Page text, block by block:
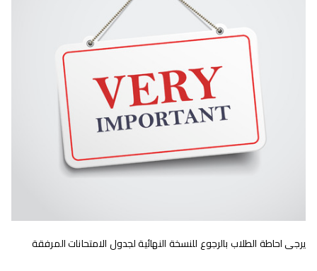
يرجى احاطة الطلاب بالرجوع للنسخة النهائية لجدول الامتحانات المرفقة